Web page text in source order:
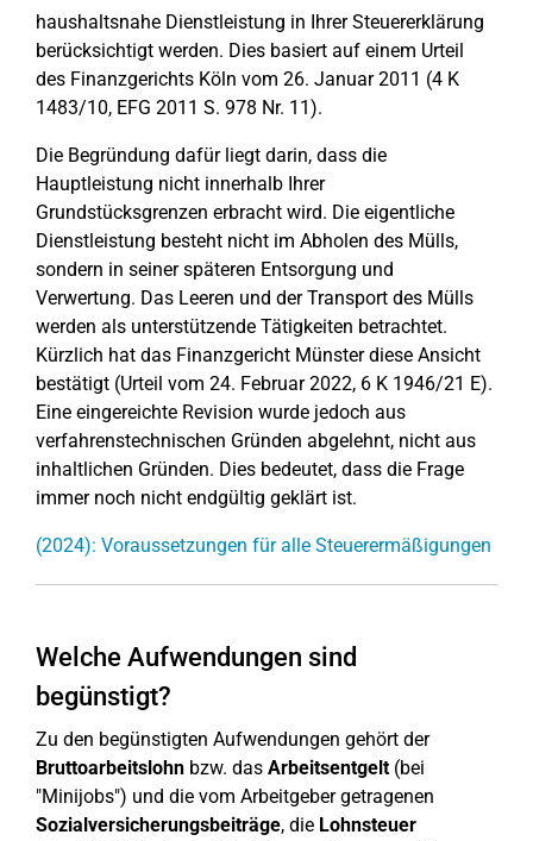
haushaltsnahe Dienstleistung in Ihrer Steuererklärung
berücksichtigt werden. Dies basiert auf einem Urteil
des Finanzgerichts Köln vom 26. Januar 2011 (4 K
1483/10, EFG 2011 S. 978 Nr. 11).
Die Begründung dafür liegt darin, dass die
Hauptleistung nicht innerhalb Ihrer
Grundstücksgrenzen erbracht wird. Die eigentliche
Dienstleistung besteht nicht im Abholen des Mülls,
sondern in seiner späteren Entsorgung und
Verwertung. Das Leeren und der Transport des Mülls
werden als unterstützende Tätigkeiten betrachtet.
Kürzlich hat das Finanzgericht Münster diese Ansicht
bestätigt (Urteil vom 24. Februar 2022, 6 K 1946/21 E).
Eine eingereichte Revision wurde jedoch aus
verfahrenstechnischen Gründen abgelehnt, nicht aus
inhaltlichen Gründen. Dies bedeutet, dass die Frage
immer noch nicht endgültig geklärt ist.
(2024): Voraussetzungen für alle Steuerermäßigungen
Welche Aufwendungen sind
begünstigt?
Zu den begünstigten Aufwendungen gehört der
Bruttoarbeitslohn bzw. das Arbeitsentgelt(bei
"Minijobs") und die vom Arbeitgeber getragenen
Sozialversicherungsbeiträge, die Lohnsteuer